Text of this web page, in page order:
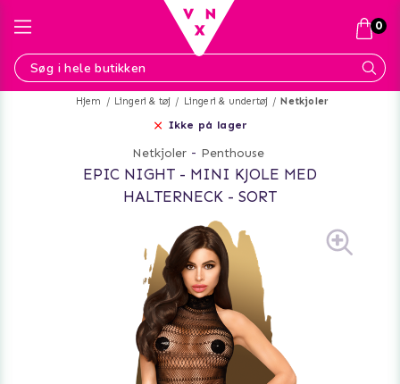
Hjem Lingeri & tøj Lingeri & undertøj Netkjoler
Ikke på lager
Netkjoler - Penthouse
EPIC NIGHT - MINI KJOLE MED
HALTERNECK - SORT
0